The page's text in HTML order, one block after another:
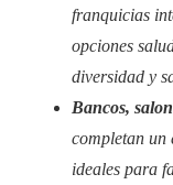
franquicias
opciones
diversidad y
Bancos,
completan un
ideales para